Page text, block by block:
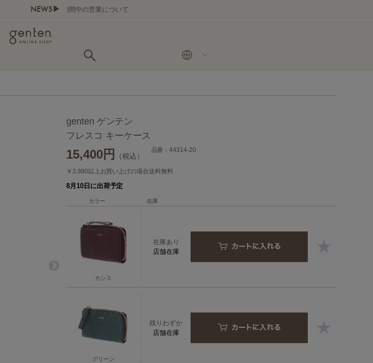
NEWS▶
genten ゲンテン
フレスコ キーケース
15,400円 （税込）
品番：44314-20
￥3,980以上お買い上げの場合送料無料
8月10日に出荷予定
カラー 在庫
カシス
在庫あり
店舗在庫
グリーン
残りわずか
店舗在庫